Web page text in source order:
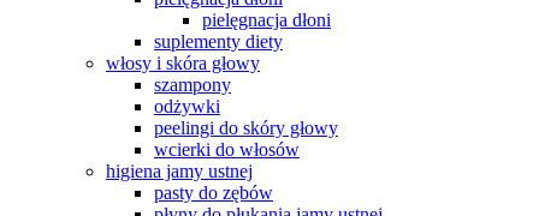
pielęgnacja dłoni
suplementy diety
włosy i skóra głowy
szampony
odżywki
peelingi do skóry głowy
wcierki do włosów
higiena jamy ustnej
pasty do zębów